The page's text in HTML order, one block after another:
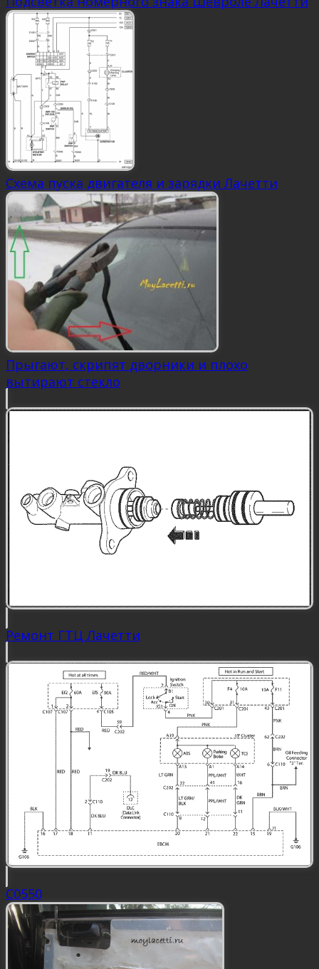
Схема пуска двигателя и зарядки Лачетти
Прыгают, скрипят дворники и плохо
вытирают стекло
Ремонт ГТЦ Лачетти
C0550